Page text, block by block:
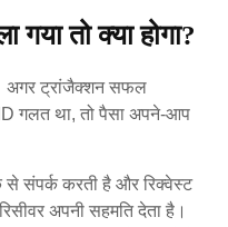
तो क्या होगा?
अगर ट्रांजैक्शन सफल
गलत था, तो पैसा अपने-आप
संपर्क करती है और रिक्वेस्ट
अपनी सहमति देता है।